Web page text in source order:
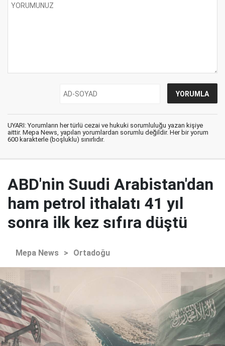
UYARI: Yorumların her türlü cezai ve hukuki sorumluluğu yazan kişiye
aittir. Mepa News, yapılan yorumlardan sorumlu değildir. Her bir yorum
600 karakterle (boşluklu) sınırlıdır.
ABD'nin Suudi Arabistan'dan
ham petrol ithalatı 41 yıl
sonra ilk kez sıfıra düştü
Mepa News > Ortadoğu